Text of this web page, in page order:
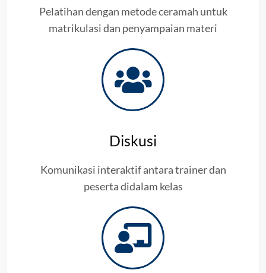
Pelatihan dengan metode ceramah untuk
matrikulasi dan penyampaian materi
Diskusi
Komunikasi interaktif antara trainer dan
peserta didalam kelas